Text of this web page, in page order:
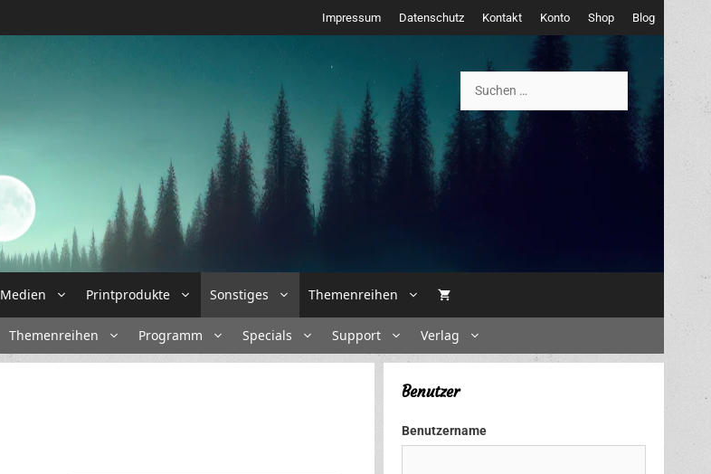
Impressum Datenschutz Kontakt Konto Shop Blog
nach:
Medien Printprodukte Sonstiges Themenreihen
Themenreihen Programm Specials Support Verlag
Benutzer
Benutzername